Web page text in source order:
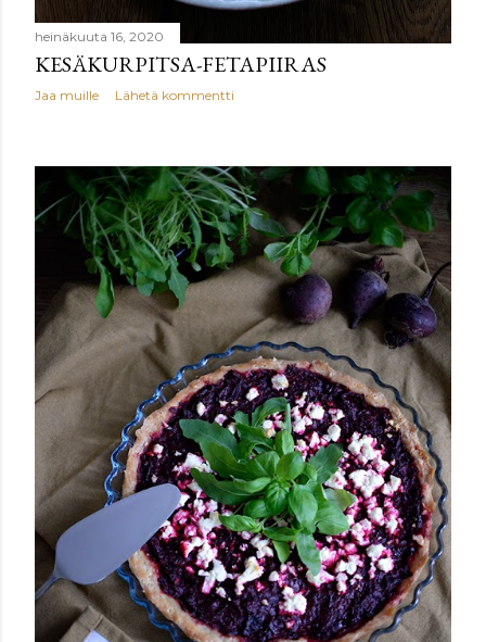
heinäkuuta 16, 2020
KESÄKURPITSA-FETAPIIRAS
Jaa muille Lähetä kommentti